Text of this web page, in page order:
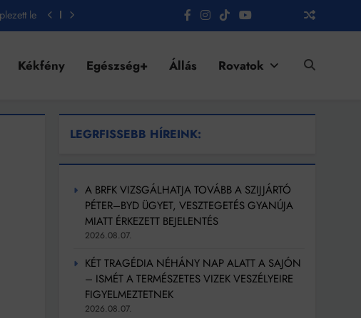
le
Kékfény Egészség+ Állás Rovatok
LEGRFISSEBB HÍREINK:
A BRFK VIZSGÁLHATJA TOVÁBB A SZIJJÁRTÓ
PÉTER–BYD ÜGYET, VESZTEGETÉS GYANÚJA
MIATT ÉRKEZETT BEJELENTÉS
2026.08.07.
KÉT TRAGÉDIA NÉHÁNY NAP ALATT A SAJÓN
– ISMÉT A TERMÉSZETES VIZEK VESZÉLYEIRE
FIGYELMEZTETNEK
2026.08.07.